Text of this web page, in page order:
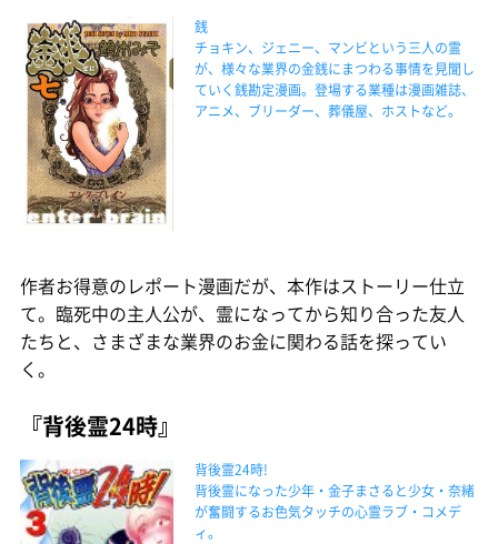
銭
チョキン、ジェニー、マンビという三人の霊
が、様々な業界の金銭にまつわる事情を見聞し
ていく銭勘定漫画。登場する業種は漫画雑誌、
アニメ、ブリーダー、葬儀屋、ホストなど。
作者お得意のレポート漫画だが、本作はストーリー仕立
て。臨死中の主人公が、霊になってから知り合った友人
たちと、さまざまな業界のお金に関わる話を探ってい
く。
『背後霊24時』
背後霊24時!
背後霊になった少年・金子まさると少女・奈緒
が奮闘するお色気タッチの心霊ラブ・コメデ
ィ。